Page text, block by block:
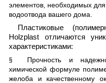
элементов, необходимых
водоотвода вашего дома.
Пластиковые
Holzplast отличаются
характеристиками:
§
Прочность и
химической формуле
желоба и качественному